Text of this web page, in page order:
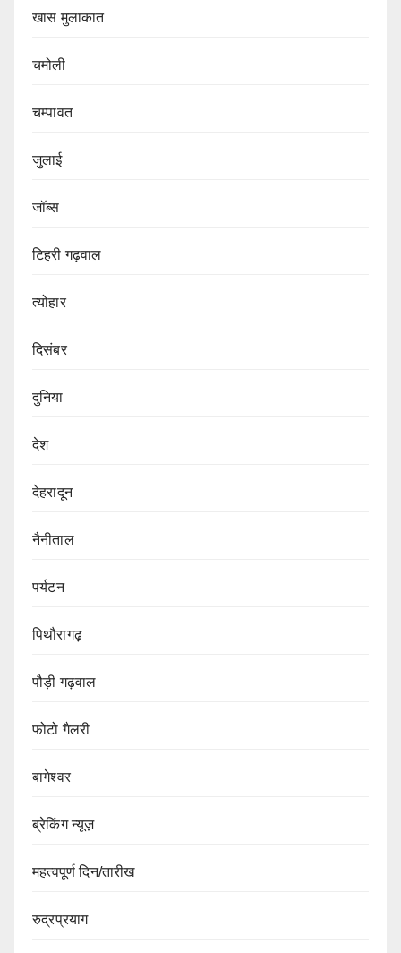
खास मुलाकात
चमोली
चम्पावत
जुलाई
जॉब्स
टिहरी गढ़वाल
त्योहार
दिसंबर
दुनिया
देश
देहरादून
नैनीताल
पर्यटन
पिथौरागढ़
पौड़ी गढ़वाल
फोटो गैलरी
बागेश्वर
ब्रेकिंग न्यूज़
महत्वपूर्ण दिन/तारीख
रुद्रप्रयाग